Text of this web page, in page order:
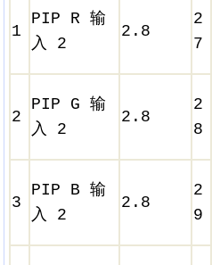
1
PIP R 输
入 2
2.8
2
7
2
PIP G 输
入 2
2.8
2
8
3
PIP B 输
入 2
2.8
2
9